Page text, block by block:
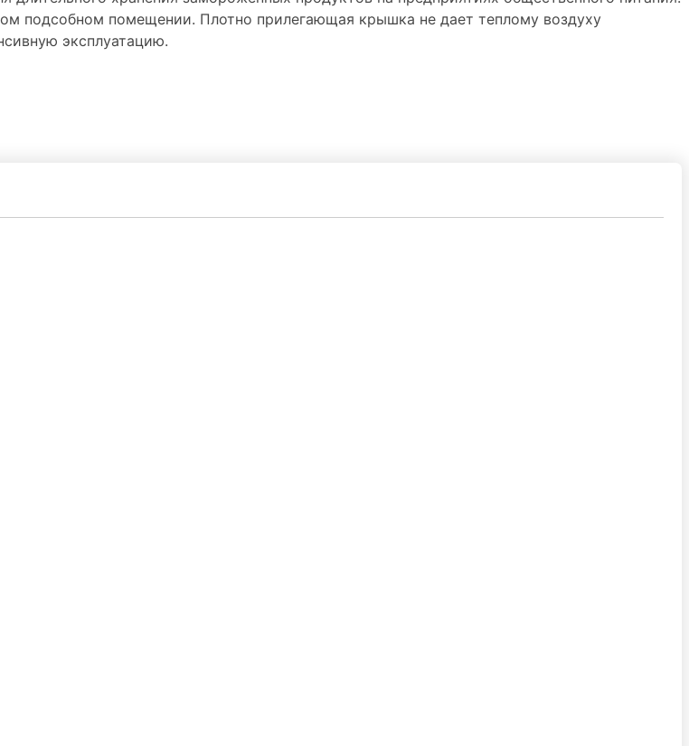
подсобном помещении. Плотно прилегающая крышка не дает теплому воздуху
эксплуатацию.